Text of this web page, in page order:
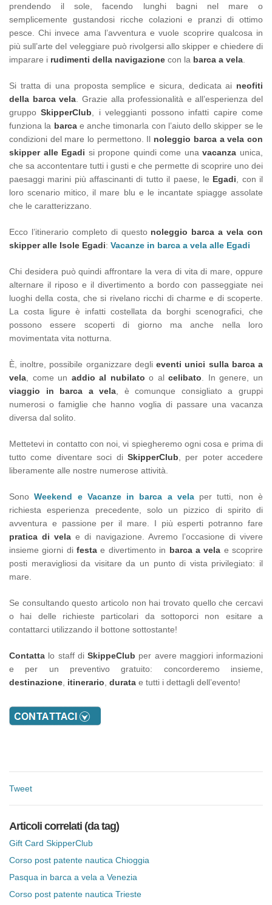
prendendo il sole, facendo lunghi bagni nel mare o
semplicemente gustandosi ricche colazioni e pranzi di ottimo
pesce. Chi invece ama l’avventura e vuole scoprire qualcosa in
più sull’arte del veleggiare può rivolgersi allo skipper e chiedere di
imparare i rudimenti della navigazione con la barca a vela
Si tratta di una proposta semplice e sicura, dedicata ai neofiti
della barca vela . Grazie alla professionalità e all’esperienza del
gruppoSkipperClub , i veleggianti possono infatti capire come
funziona la barcae anche timonarla con l’aiuto dello skipper se le
condizioni del mare lo permettono. Il noleggio barca a vela con
skipper alle Egadi si propone quindi come unavacanza unica,
che sa accontentare tutti i gusti e che permette di scoprire uno dei
paesaggi marini più affascinanti di tutto il paese, le Egadi , con il
loro scenario mitico, il mare blu e le incantate spiagge assolate
che le caratterizzano.
Ecco l’itinerario completo di questo noleggio barca a vela con
skipper alle Isole Egadi: Vacanze in barca a vela alle Egadi
Chi desidera può quindi affrontare la vera di vita di mare, oppure
alternare il riposo e il divertimento a bordo con passeggiate nei
luoghi della costa, che si rivelano ricchi di charme e di scoperte.
La costa ligure è infatti costellata da borghi scenografici, che
possono essere scoperti di giorno ma anche nella loro
movimentata vita notturna.
È, inoltre, possibile organizzare deglieventi unici sulla barca a
vela , come un addio al nubilato o alcelibato . In genere, un
viaggio in barca a vela , è comunque consigliato a gruppi
numerosi o famiglie che hanno voglia di passare una vacanza
diversa dal solito.
Mettetevi in contatto con noi, vi spiegheremo ogni cosa e prima di
tutto come diventare soci di SkipperClub , per poter accedere
liberamente alle nostre numerose attività.
SonoWeekend e Vacanze in barca a velaper tutti, non è
richiesta esperienza precedente, solo un pizzico di spirito di
avventura e passione per il mare. I più esperti potranno fare
pratica di vela e di navigazione. Avremo l’occasione di vivere
insieme giorni difesta e divertimento in barca a vela e scoprire
posti meravigliosi da visitare da un punto di vista privilegiato: il
mare.
Se consultando questo articolo non hai trovato quello che cercavi
o hai delle richieste particolari da sottoporci non esitare a
contattarci utilizzando il bottone sottostante!
Contatta lo staff diSkippeClub per avere maggiori informazioni
e per un preventivo gratuito: concorderemo insieme,
destinazione itinerario durata e tutti i dettagli dell’evento!
Tweet
Articoli correlati (da tag)
Gift Card SkipperClub
Corso post patente nautica Chioggia
Pasqua in barca a vela a Venezia
Corso post patente nautica Trieste